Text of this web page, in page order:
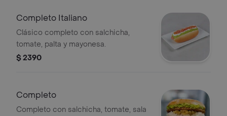
Completo Italiano
Clásico completo con salchicha,
tomate, palta y mayonesa.
$ 2390
Completo
Completo con salchicha, tomate, sala